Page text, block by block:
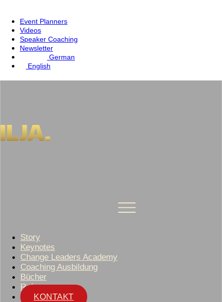
Event Planners
Videos
Speaker Coaching
Newsletter
German
English
Story
Keynotes
Change Leaders Academy
Coaching Ausbildung
Bücher
Referenzen
KONTAKT